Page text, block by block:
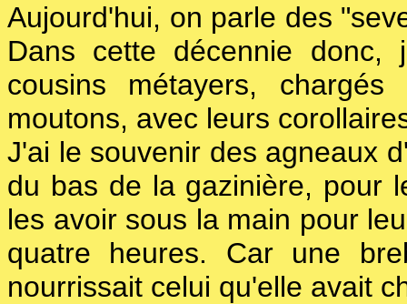
Aujourd'hui, on parle des
Dans cette décennie
cousins métayers,
moutons, avec leurs
J'ai le souvenir des agneaux
du bas de la gazinière, pour
les avoir sous la main pour
quatre heures. Car une
nourrissait celui qu'elle avait